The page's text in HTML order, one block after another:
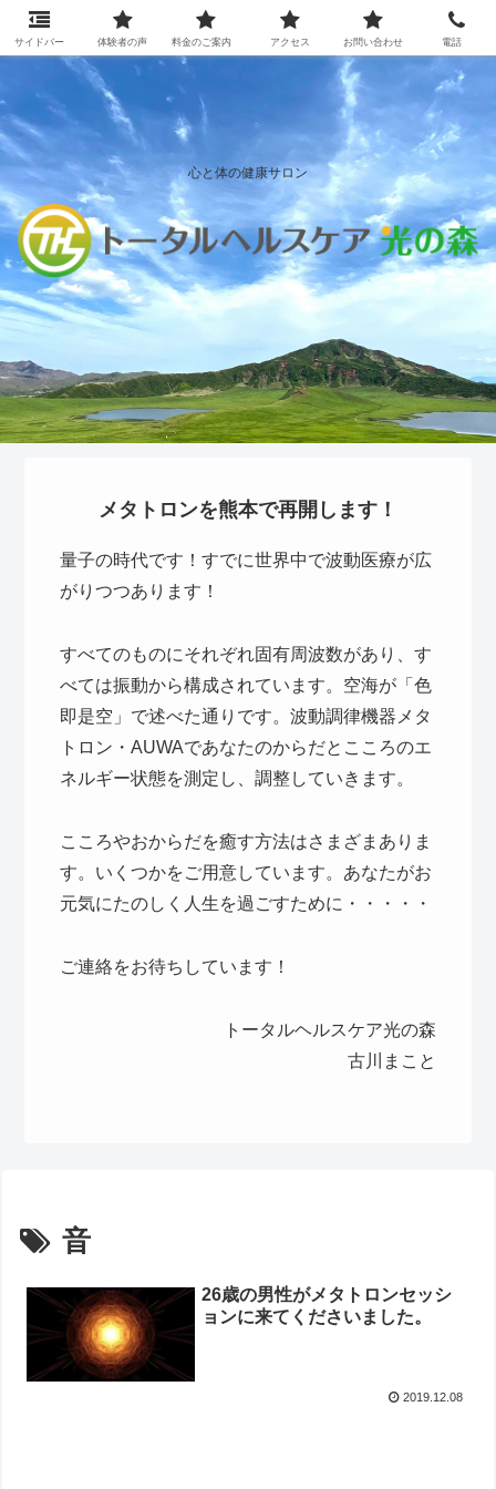
心と体の健康サロン
メタトロンを熊本で再開します！
量子の時代です！すでに世界中で波動医療が広
がりつつあります！
すべてのものにそれぞれ固有周波数があり、す
べては振動から構成されています。空海が「色
即是空」で述べた通りです。波動調律機器メタ
トロン・AUWAであなたのからだとこころのエ
ネルギー状態を測定し、調整していきます。
こころやおからだを癒す方法はさまざまありま
す。いくつかをご用意しています。あなたがお
元気にたのしく人生を過ごすために・・・・・
ご連絡をお待ちしています！
トータルヘルスケア光の森
古川まこと
音
26歳の男性がメタトロンセッシ
ョンに来てくださいました。
2019.12.08
サイドバー 体験者の声 料金のご案内 アクセス お問い合わせ 電話